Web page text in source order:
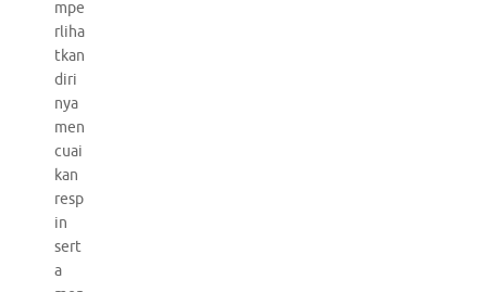
mpe
rliha
tkan
diri
nya
men
cuai
kan
resp
in
sert
a